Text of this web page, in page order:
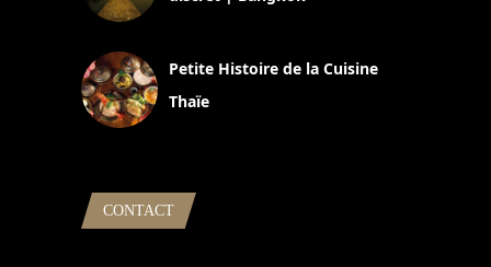
Petite Histoire de la Cuisine
Thaïe
CONTACT